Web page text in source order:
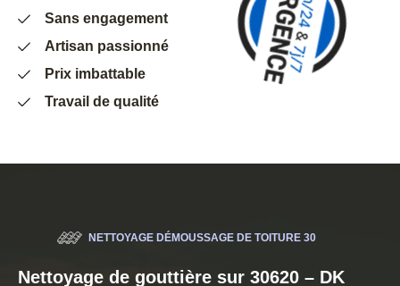
Sans engagement
Artisan passionné
Prix imbattable
Travail de qualité
NETTOYAGE DÉMOUSSAGE DE TOITURE 30
Nettoyage de gouttière sur 30620 – DK